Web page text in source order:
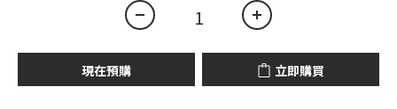
現在預購 立即購買